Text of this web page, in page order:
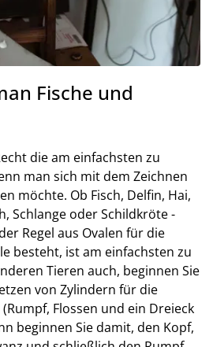
Fische und
die am einfachsten zu
man sich mit dem Zeichnen
möchte. Ob Fisch, Delfin, Hai,
Schlange oder Schildkröte -
Regel aus Ovalen für die
besteht, ist am einfachsten zu
Tieren auch, beginnen Sie
von Zylindern für die
Flossen und ein Dreieck
beginnen Sie damit, den Kopf,